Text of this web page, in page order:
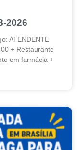
2026
ATENDENTE
+ Restaurante
em farmácia +